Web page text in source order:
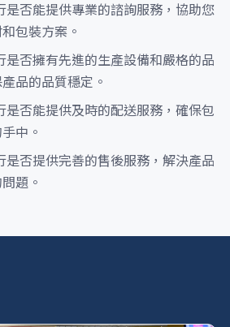
是否能提供專業的諮詢服務，協助您
包裝方案。
是否擁有先進的生產設備和嚴格的品
品的品質穩定。
是否能提供及時的配送服務，確保包
中。
是否提供完善的售後服務，解決產品
題。